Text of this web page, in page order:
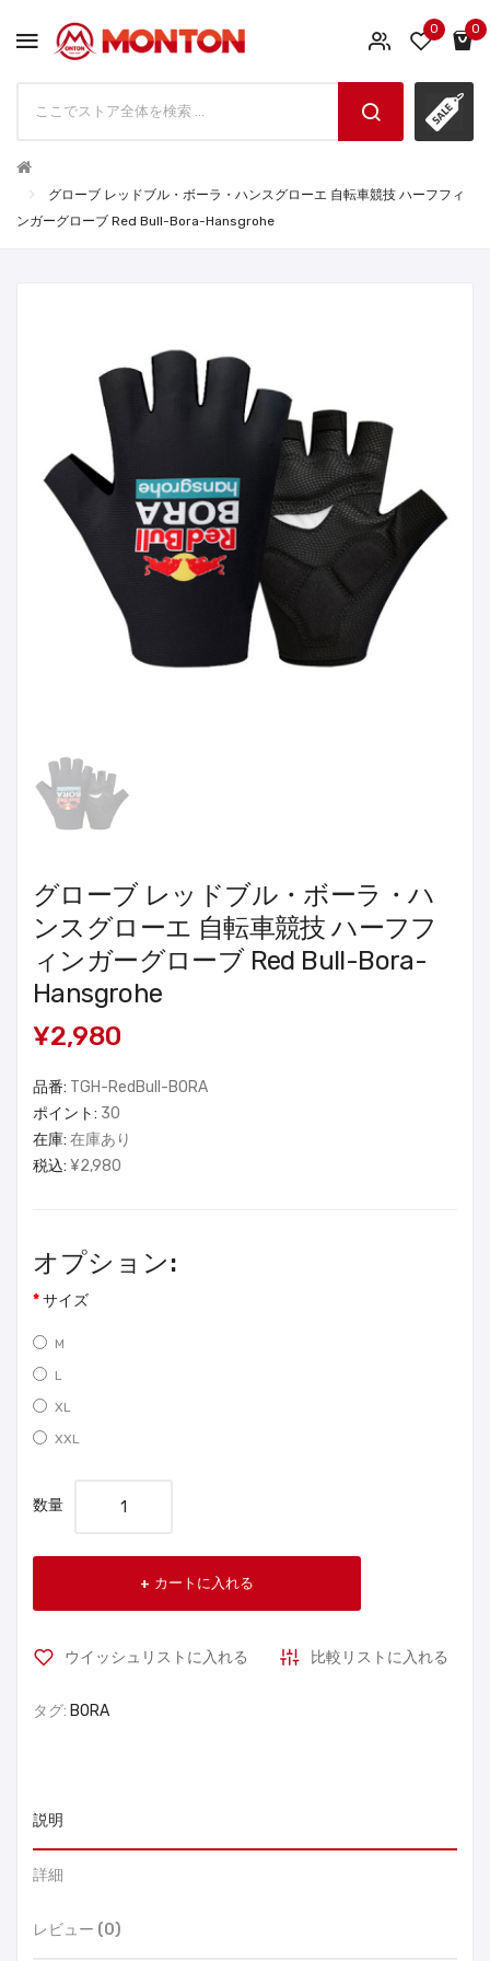
0 0
グローブ レッドブル・ボーラ・ハンスグローエ 自転車競技 ハーフフィ
ンガーグローブ Red Bull-Bora-Hansgrohe
グローブ レッドブル・ボーラ・ハ
ンスグローエ 自転車競技 ハーフフ
ィンガーグローブ Red Bull-Bora-
Hansgrohe
¥2,980
品番: TGH-RedBull-BORA
ポイント: 30
在庫: 在庫あり
税込: ¥2,980
オプション:
サイズ
M
L
XL
XXL
数量
カートに入れる
ウイッシュリストに入れる 比較リストに入れる
タグ: BORA
説明
詳細
レビュー (0)